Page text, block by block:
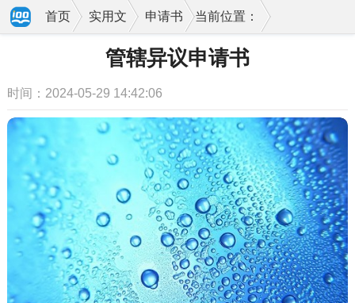
当前位置：
首页 实用文 申请书
管辖异议申请书
时间：2024-05-29 14:42:06